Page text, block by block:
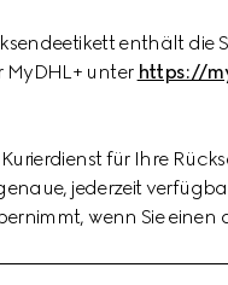
enthält die
MyDHL+ unter https://
für Ihre
jederzeit
wenn Sie